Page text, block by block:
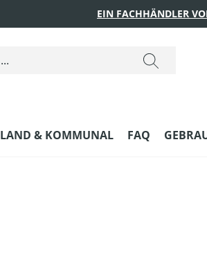
EIN FACHHÄNDLER
LAND & KOMMUNAL FAQ